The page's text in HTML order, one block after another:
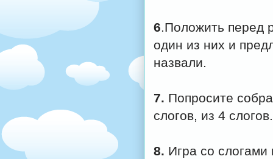
6.Положить перед
один из них и
назвали.
7. Попросите
слогов, из 4
8. Игра со